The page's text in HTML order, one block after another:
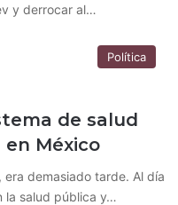
y derrocar al…
Política
de salud
México
demasiado tarde. Al día
la salud pública y…